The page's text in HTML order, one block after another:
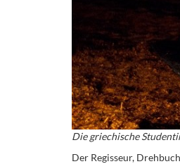
Die griechische
Der Regisseur,